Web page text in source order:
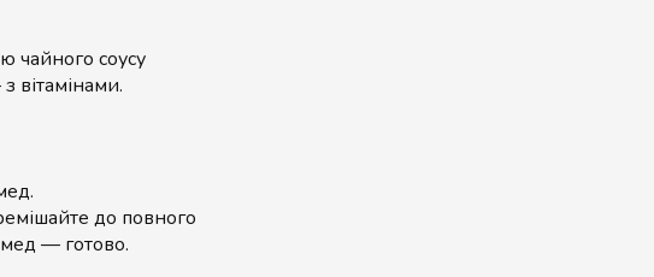
чайного соусу
вітамінами.
до повного
— готово.